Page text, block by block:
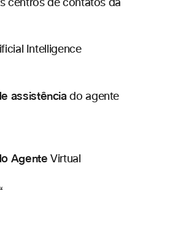
centros de contatos da
Intelligence
assistênciado agente
Agente Virtual